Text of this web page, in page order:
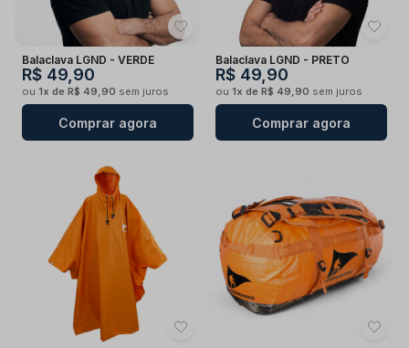
Balaclava LGND - VERDE
R$ 49,90
ou 1x de R$ 49,90 sem juros
Comprar agora
Balaclava LGND - PRETO
R$ 49,90
ou 1x de R$ 49,90 sem juros
Comprar agora